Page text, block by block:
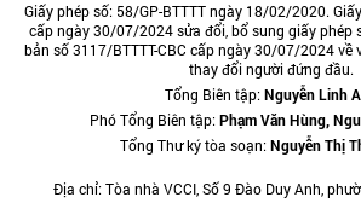
Giấy phép số: 58/GP-BTTTT ngày 18/02/2020.
cấp ngày 30/07/2024 sửa đổi, bổ sung giấy phép
bản số 3117/BTTTT-CBC cấp ngày 30/07/2024 về
thay đổi người đứng đầu.
Tổng Biên tập:Nguyễn Linh
Phó Tổng Biên tập:Phạm Văn Hùng,
Tổng Thư ký tòa soạn:Nguyễn Thị
Địa chỉ: Tòa nhà VCCI, Số 9 Đào Duy Anh,